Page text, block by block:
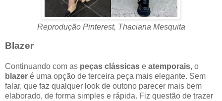
Reprodução Pinterest, Thaciana Mesquita
Blazer
Continuando com as peças clássicas e atemporais, o
blazer é uma opção de terceira peça mais elegante. Sem
falar, que faz qualquer look de outono parecer mais bem
elaborado, de forma simples e rápida. Fiz questão de trazer